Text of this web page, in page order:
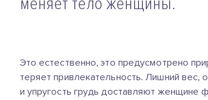
Это естественно, это предусмотрено
теряет привлекательность. Лишний
и упругость грудь доставляют женщине